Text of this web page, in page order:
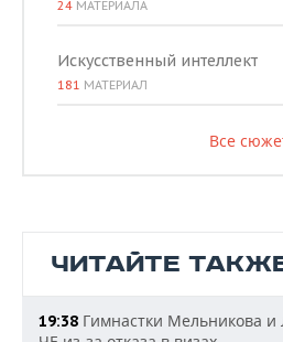
24 МАТЕРИАЛА
Искусственный интеллект
181 МАТЕРИАЛ
Все
ЧИТАЙТЕ
19:38 Гимнастки Мельникова и